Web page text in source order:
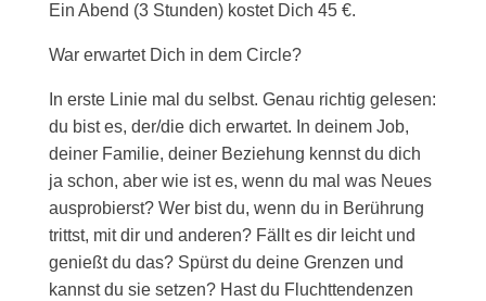
Ein Abend (3 Stunden) kostet Dich 45 €.
War erwartet Dich in dem Circle?
In erste Linie mal du selbst. Genau richtig gelesen:
du bist es, der/die dich erwartet. In deinem Job,
deiner Familie, deiner Beziehung kennst du dich
ja schon, aber wie ist es, wenn du mal was Neues
ausprobierst? Wer bist du, wenn du in Berührung
trittst, mit dir und anderen? Fällt es dir leicht und
genießt du das? Spürst du deine Grenzen und
kannst du sie setzen? Hast du Fluchttendenzen